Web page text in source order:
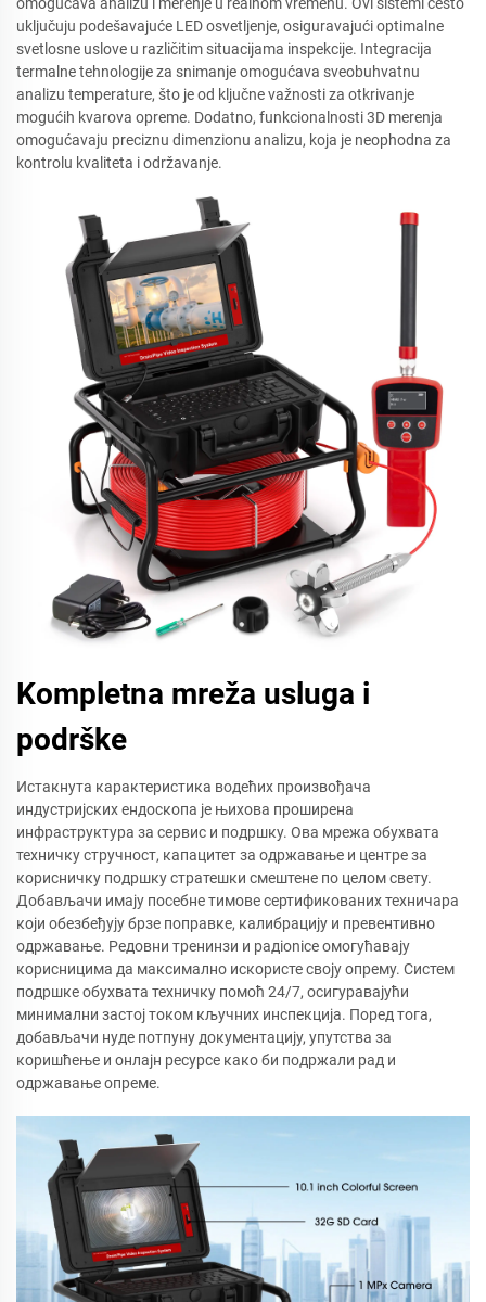
uključuju podešavajuće LED osvetljenje, osiguravajući optimalne
svetlosne uslove u različitim situacijama inspekcije. Integracija
termalne tehnologije za snimanje omogućava sveobuhvatnu
analizu temperature, što je od ključne važnosti za otkrivanje
mogućih kvarova opreme. Dodatno, funkcionalnosti 3D merenja
omogućavaju preciznu dimenzionu analizu, koja je neophodna za
kontrolu kvaliteta i održavanje.
Kompletna mreža usluga i
podrške
Истакнута карактеристика водећих произвођача
индустријских ендоскопа је њихова проширена
инфраструктура за сервис и подршку. Ова мрежа обухвата
техничку стручност, капацитет за одржавање и центре за
корисничку подршку стратешки смештене по целом свету.
Добављачи имају посебне тимове сертификованих техничара
који обезбеђују брзе поправке, калибрацију и превентивно
одржавање. Редовни тренинзи и радionicе омогућавају
корисницима да максимално искористе своју опрему. Систем
подршке обухвата техничку помоћ 24/7, осигуравајући
минимални застој током кључних инспекција. Поред тога,
добављачи нуде потпуну документацију, упутства за
коришћење и онлајн ресурсе како би подржали рад и
одржавање опреме.